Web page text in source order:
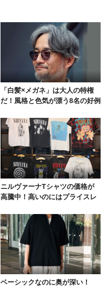
「白髪×メガネ」は大人の特権
だ！風格と色気が漂う8名の好例
ニルヴァーナTシャツの価格が
高騰中！高いのにはプライスレ
ベーシックなのに奥が深い！